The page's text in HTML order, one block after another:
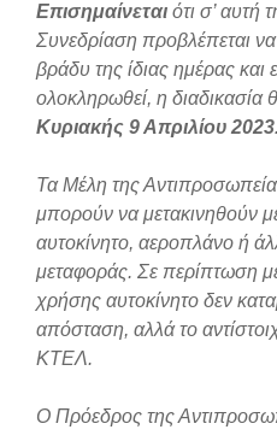
Επισημαίνεται ότι σ’ αυτή
Συνεδρίαση προβλέπεται
βράδυ της ίδιας ημέρας και
ολοκληρωθεί, η διαδικασία
Κυριακής 9 Απριλίου 2023.
Τα Μέλη της
μπορούν να μετακινηθούν
αυτοκίνητο, αεροπλάνο ή
μεταφοράς. Σε περίπτωση
χρήσης αυτοκίνητο δεν
απόσταση, αλλά το
ΚΤΕΛ.
Ο Πρόεδρος της